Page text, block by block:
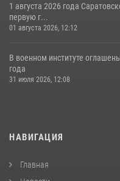
1 августа 2026 года
первую г...
01 августа 2026, 12:12
В военном институте
года
31 июля 2026, 12:08
НАВИГАЦИЯ
Главная